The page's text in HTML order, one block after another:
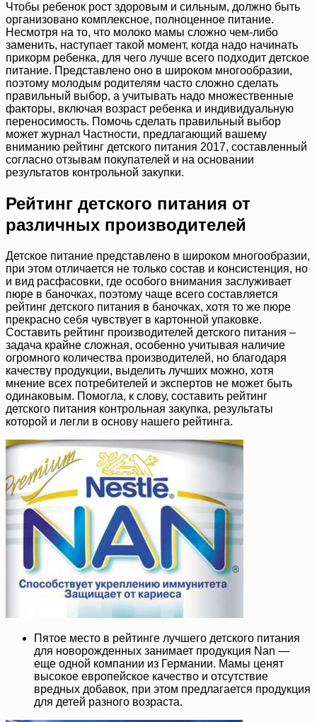
Чтобы ребенок рост здоровым и сильным, должно быть
организовано комплексное, полноценное питание.
Несмотря на то, что молоко мамы сложно чем-либо
заменить, наступает такой момент, когда надо начинать
прикорм ребенка, для чего лучше всего подходит детское
питание. Представлено оно в широком многообразии,
поэтому молодым родителям часто сложно сделать
правильный выбор, а учитывать надо множественные
факторы, включая возраст ребенка и индивидуальную
переносимость. Помочь сделать правильный выбор
может журнал Частности, предлагающий вашему
вниманию рейтинг детского питания 2017, составленный
согласно отзывам покупателей и на основании
результатов контрольной закупки.
Рейтинг детского питания от
различных производителей
Детское питание представлено в широком многообразии,
при этом отличается не только состав и консистенция, но
и вид расфасовки, где особого внимания заслуживает
пюре в баночках, поэтому чаще всего составляется
рейтинг детского питания в баночках, хотя то же пюре
прекрасно себя чувствует в картонной упаковке.
Составить рейтинг производителей детского питания –
задача крайне сложная, особенно учитывая наличие
огромного количества производителей, но благодаря
качеству продукции, выделить лучших можно, хотя
мнение всех потребителей и экспертов не может быть
одинаковым. Помогла, к слову, составить рейтинг
детского питания контрольная закупка, результаты
которой и легли в основу нашего рейтинга.
Пятое место в рейтинге лучшего детского питания
для новорожденных занимает продукция Nan —
еще одной компании из Германии. Мамы ценят
высокое европейское качество и отсутствие
вредных добавок, при этом предлагается продукция
для детей разного возраста.